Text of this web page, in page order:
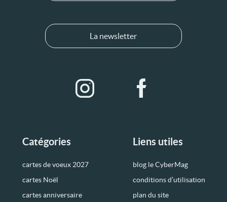
Catégories
cartes de voeux 2027
cartes Noël
cartes anniversaire
Liens utiles
blog le CyberMag
conditions d’utilisation
plan du site
La newsletter